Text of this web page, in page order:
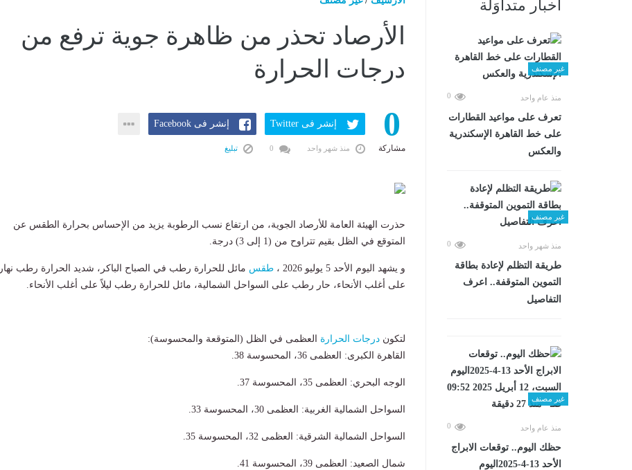
أخبار متداوَلة
غير مصنف
منذ عام واحد 0
تعرف على مواعيد القطارات
على خط القاهرة الإسكندرية
والعكس
غير مصنف
منذ شهر واحد 0
طريقة التظلم لإعادة بطاقة
التموين المتوقفة.. اعرف
التفاصيل
غير مصنف
منذ عام واحد 0
حظك اليوم.. توقعات الابراج
الأحد 13-4-2025اليوم
الأرصاد تحذر من ظاهرة جوية ترفع من
درجات الحرارة
0
مشاركة
إنشر فى Twitter إنشر فى Facebook
منذ شهر واحد تبليغ
حذرت الهيئة العامة للأرصاد الجوية، من ​ارتفاع نسب الرطوبة يزيد من الإحساس بحرارة الطقس عن
المتوقع في الظل بقيم تتراوح من (1 إلى 3) درجة.
و يشهد اليوم الأحد 5 يوليو 2026 ، طقس مائل للحرارة رطب في الصباح الباكر، شديد الحرارة رطب نهاراً
على أغلب الأنحاء، حار رطب على السواحل الشمالية، مائل للحرارة رطب ليلاً على أغلب الأنحاء.
​لتكون درجات الحرارة العظمى في الظل (المتوقعة والمحسوسة):
القاهرة الكبرى: العظمى 36، المحسوسة 38.
الوجه البحري: العظمى 35، المحسوسة 37.
السواحل الشمالية الغربية: العظمى 30، المحسوسة 33.
السواحل الشمالية الشرقية: العظمى 32، المحسوسة 35.
شمال الصعيد: العظمى 39، المحسوسة 41.